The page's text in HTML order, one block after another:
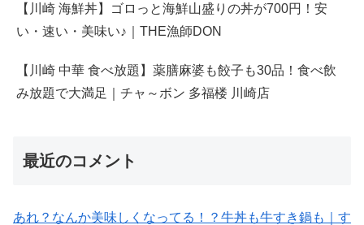
【川崎 海鮮丼】ゴロっと海鮮山盛りの丼が700円！安
い・速い・美味い♪｜THE漁師DON
【川崎 中華 食べ放題】薬膳麻婆も餃子も30品！食べ飲
み放題で大満足｜チャ～ボン 多福楼 川崎店
最近のコメント
あれ？なんか美味しくなってる！？牛丼も牛すき鍋も｜す